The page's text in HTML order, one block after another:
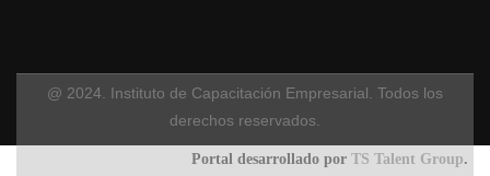
@ 2024. Instituto de Capacitación Empresarial. Todos los
derechos reservados.
Portal desarrollado por TS Talent Group.